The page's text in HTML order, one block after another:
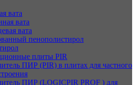
вата
вата
вата
пенополистирол
плиты PIR
ПИР (PIR) в плитах для частного
ПИР (LOGICPIR PROF ) для